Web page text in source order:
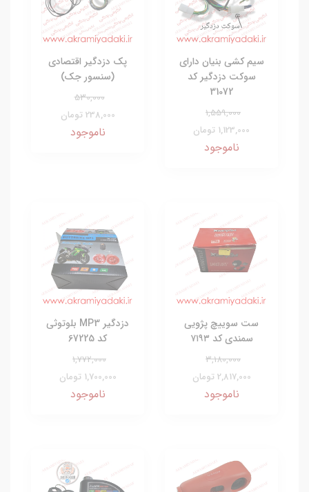
سیم کشی بنیان دارای
سوکت دزدگیر کد
31072
1,559,000
1,123,000 تومان
ناموجود
پک دزدگیر اقتصادی
(سنسور جک)
530,000
238,000 تومان
ناموجود
ست سوییچ پژویی
سمندی کد ۷۱۹۳
3,180,000
2,817,000 تومان
ناموجود
دزدگیر MP3 بلوتوثی
کد 67225
1,772,000
1,700,000 تومان
ناموجود